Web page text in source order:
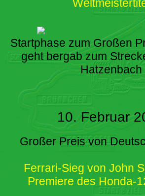
Startphase zum Großen
geht bergab zum
Hatzenbach
10. Februar
Großer Preis von
Ferrari-Sieg von John
Premiere des Honda-